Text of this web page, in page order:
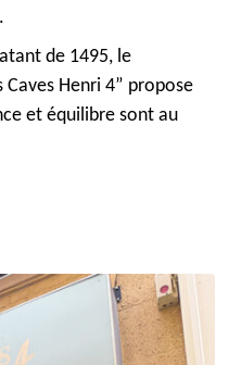
de 1495, le
Henri 4” propose
et équilibre sont au